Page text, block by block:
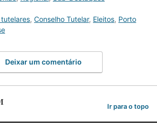
, Conselho Tutelar, Eleitos, Porto
Deixar um comentário
Ir para o topo